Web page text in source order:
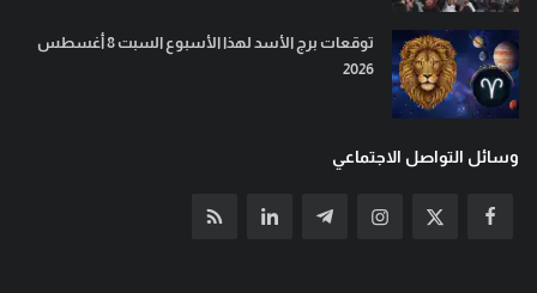
توقعات برج الأسد لهذا الأسبوع السبت 8 أغسطس
2026
وسائل التواصل الاجتماعي